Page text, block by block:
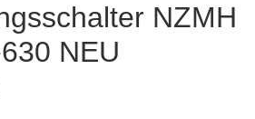
NZMH
NEU